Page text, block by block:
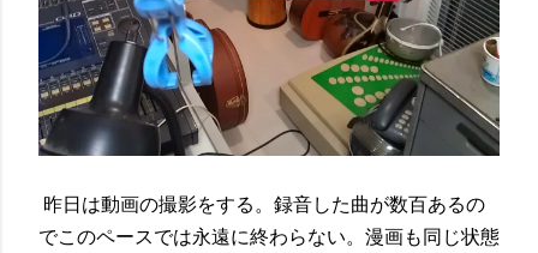
昨日は動画の撮影をする。録音した曲が数百あるの
でこのペースでは永遠に終わらない。漫画も同じ状態